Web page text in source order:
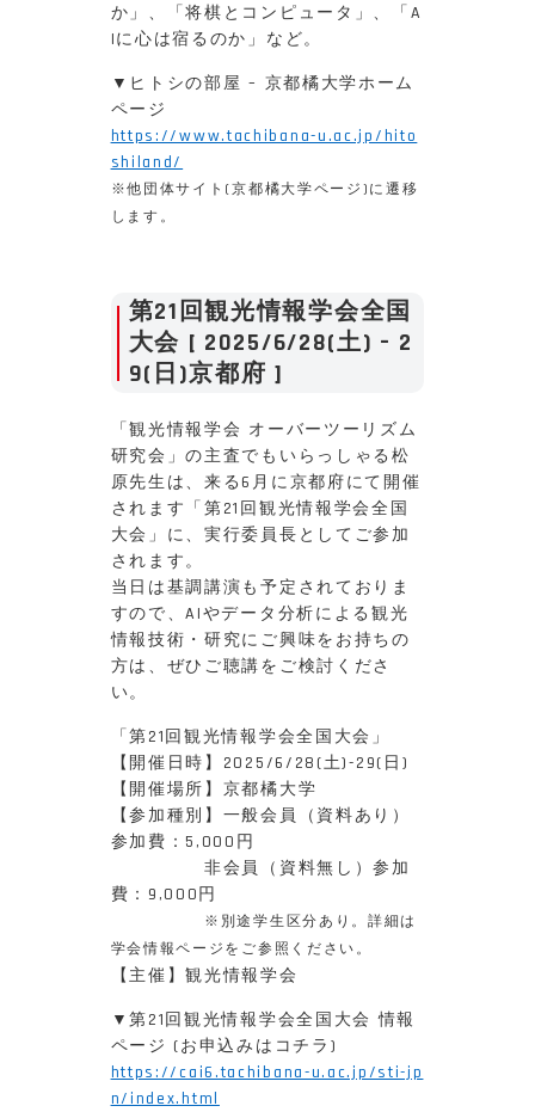
か」、「将棋とコンピュータ」、「A
Iに心は宿るのか」など。
▼ヒトシの部屋 – 京都橘大学ホーム
ページ
https://www.tachibana-u.ac.jp/hito
shiland/
※他団体サイト(京都橘大学ページ)に遷移
します。
第21回観光情報学会全国
大会 [ 2025/6/28(土) – 2
9(日)京都府 ]
「観光情報学会 オーバーツーリズム
研究会」の主査でもいらっしゃる松
原先生は、来る6月に京都府にて開催
されます「第21回観光情報学会全国
大会」に、実行委員長としてご参加
されます。
当日は基調講演も予定されておりま
すので、AIやデータ分析による観光
情報技術・研究にご興味をお持ちの
方は、ぜひご聴講をご検討くださ
い。
「第21回観光情報学会全国大会」
【開催日時】2025/6/28(土)-29(日)
【開催場所】京都橘大学
【参加種別】一般会員（資料あり）
参加費：5,000円
非会員（資料無し）参加
費：9,000円
※別途学生区分あり。詳細は
学会情報ページをご参照ください。
【主催】観光情報学会
▼第21回観光情報学会全国大会 情報
ページ (お申込みはコチラ)
https://cai6.tachibana-u.ac.jp/sti-jp
n/index.html